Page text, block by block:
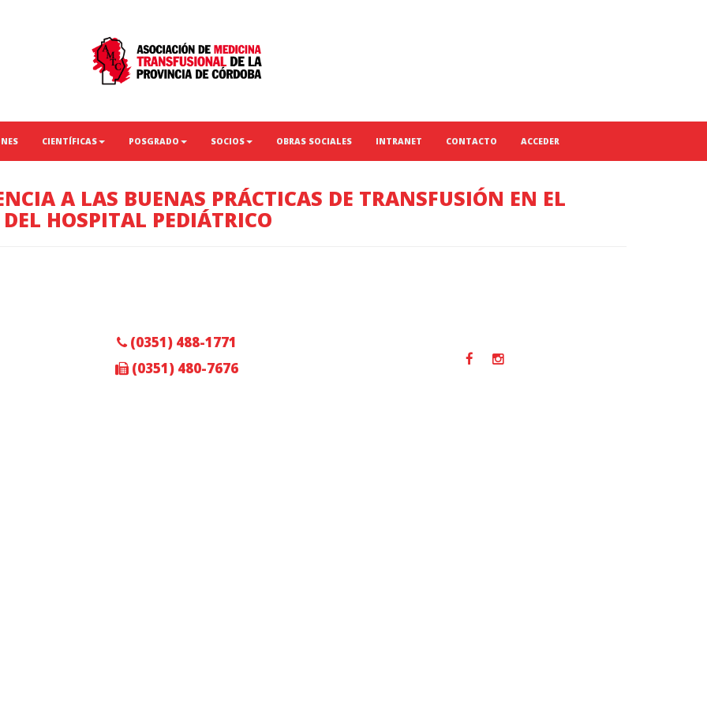
CIENTÍFICAS POSGRADO SOCIOS OBRAS SOCIALES INTRANET CONTACTO ACCEDER
A LAS BUENAS PRÁCTICAS DE TRANSFUSIÓN EN EL
HOSPITAL PEDIÁTRICO
(0351) 488-1771
(0351) 480-7676